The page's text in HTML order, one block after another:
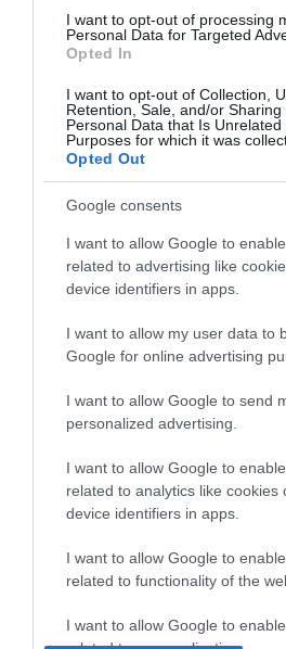
I want to opt-out of processing
Personal Data for Targeted
Opted In
I want to opt-out of Collection,
Retention, Sale, and/or Sharing
Personal Data that Is Unrelated
Purposes for which it was
Opted Out
Google consents
I want to allow Google to
related to advertising like
device identifiers in apps.
I want to allow my user data to
Google for online advertising
I want to allow Google to send
personalized advertising.
I want to allow Google to
related to analytics like cookies
device identifiers in apps.
I want to allow Google to
related to functionality of the
I want to allow Google to
ακόλουθα στοιχεία
εταιρεία, τοναριθμό πτήσης
αναχώρησης, όπως
στοιχεία τηςεπιστροφήςτου,
διαμονήςτου στο εξωτερικό.
αριθμός ταυτότητας ή
απαραίτητος.
Σχετικά με τους φιλάθλους
εξωτερικό
, η ΠΑΕ
πως θα λειτουργήσει σημείο
box office
) στην είσοδο της
φιλοξενούμενων φιλάθλων
το οποίο θα διαθέτει εισιτήρια
αγώνα, για διάστημα 2 ωρών,
20:00ώρα έναρξης της
Το κόστος του εισιτηρίου
απαραίτητος για την αγορά.